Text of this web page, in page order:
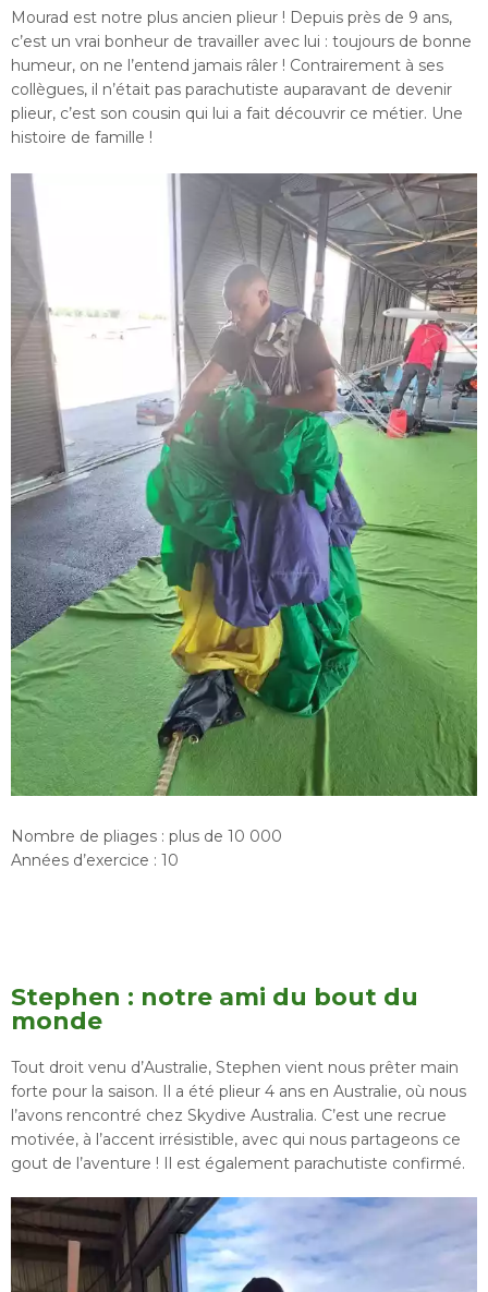
Mourad est notre plus ancien plieur ! Depuis près de 9 ans,
c’est un vrai bonheur de travailler avec lui : toujours de bonne
humeur, on ne l’entend jamais râler ! Contrairement à ses
collègues, il n’était pas parachutiste auparavant de devenir
plieur, c’est son cousin qui lui a fait découvrir ce métier. Une
histoire de famille !
Nombre de pliages : plus de 10 000
Années d’exercice : 10
Stephen : notre ami du bout du
monde
Tout droit venu d’Australie, Stephen vient nous prêter main
forte pour la saison. Il a été plieur 4 ans en Australie, où nous
l’avons rencontré chez Skydive Australia. C’est une recrue
motivée, à l’accent irrésistible, avec qui nous partageons ce
gout de l’aventure ! Il est également parachutiste confirmé.